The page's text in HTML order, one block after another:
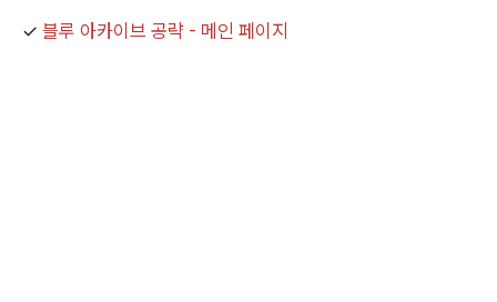
✓ 블루 아카이브 공략 - 메인 페이지